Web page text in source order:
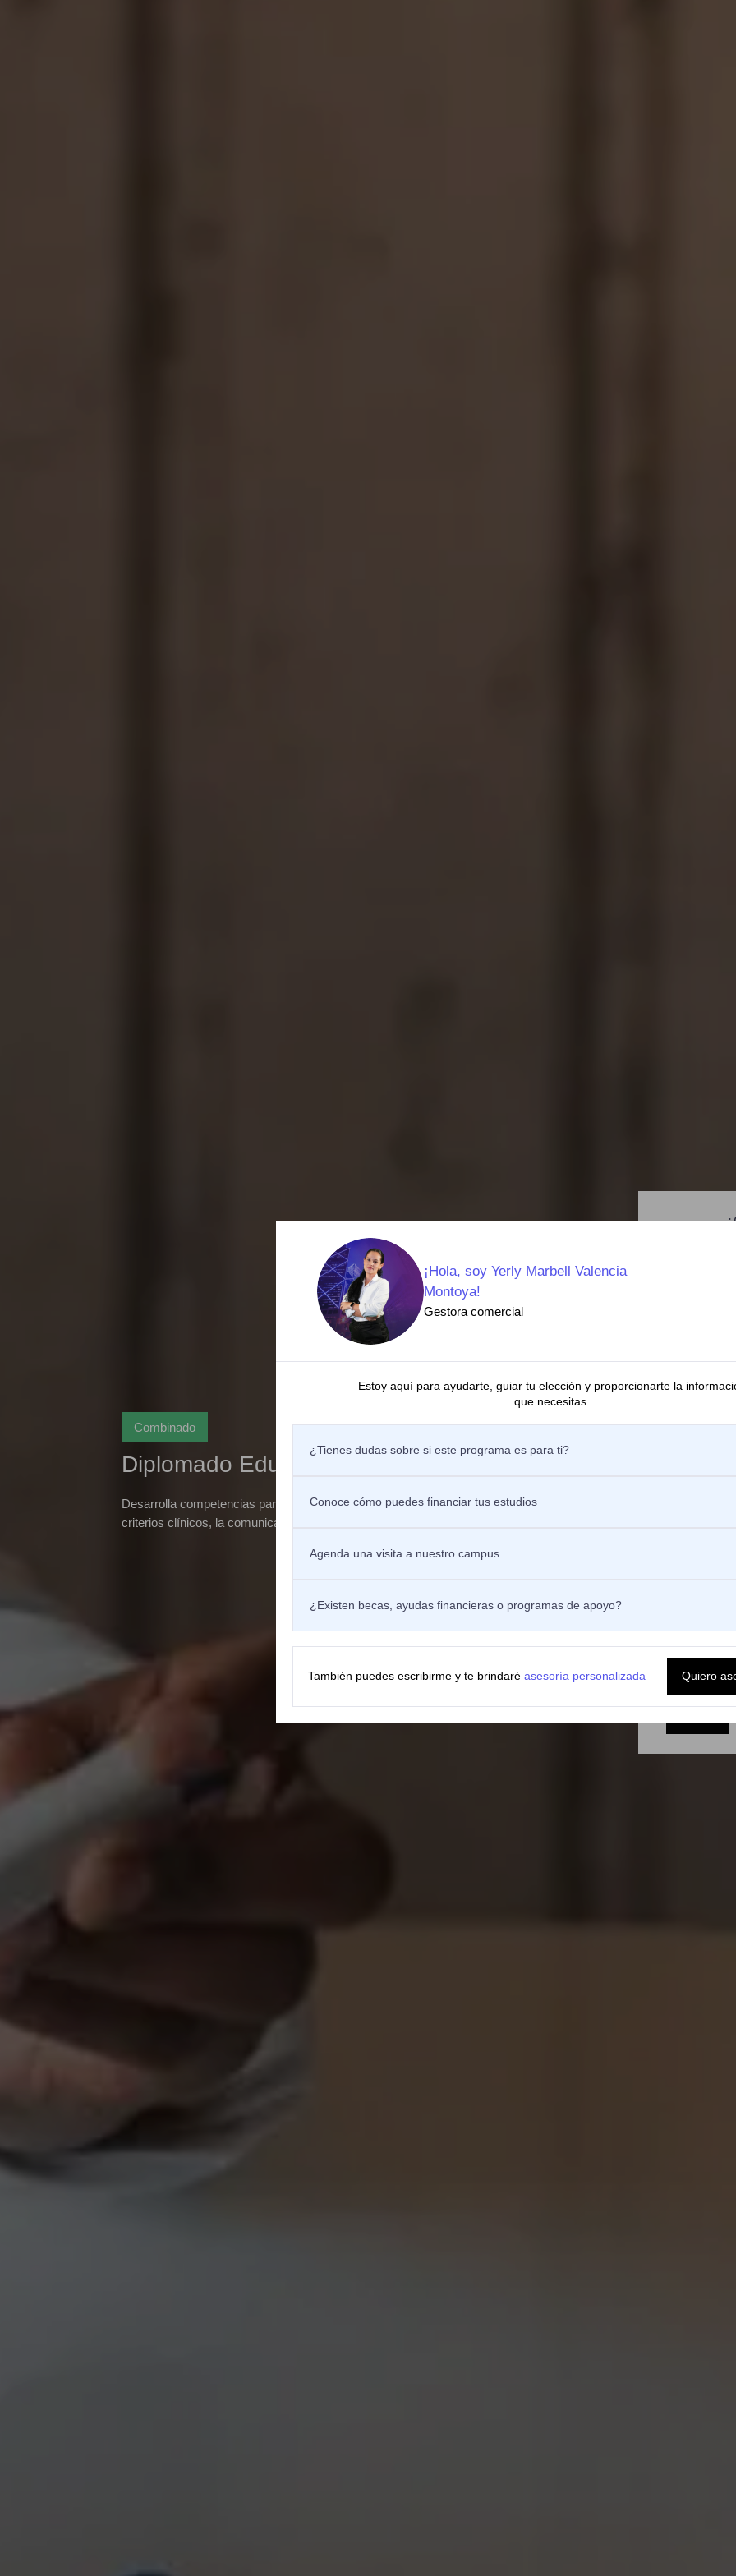
Combinado
Diplomado Educador en Diabetes
Desarrolla competencias para educar al paciente diabético, considerando los
criterios clínicos, la comunicación asertiva y las tecnologías de vanguardia.
Correo *
Nivel
He leído
¡Hola, soy Yerly Marbell Valencia
Montoya!
Gestora comercial
Estoy aquí para ayudarte, guiar tu elección y proporcionarte la
que necesitas.
¿Tienes dudas sobre si este programa es para ti?
Conoce cómo puedes financiar tus estudios
Agenda una visita a nuestro campus
¿Existen becas, ayudas financieras o programas de apoyo?
También puedes escribirme y te brindaré asesoría personalizada Quiero